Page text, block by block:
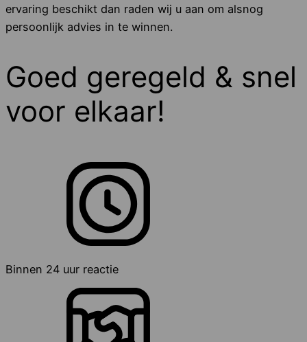
ervaring beschikt dan raden wij u aan om alsnog
persoonlijk advies in te winnen.
Goed geregeld & snel
voor elkaar!
Binnen 24 uur reactie